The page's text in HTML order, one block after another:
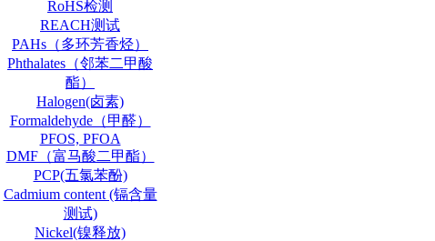
RoHS检测
REACH测试
PAHs（多环芳香烃）
Phthalates（邻苯二甲酸
酯）
Halogen(卤素)
Formaldehyde（甲醛）
PFOS, PFOA
DMF（富马酸二甲酯）
PCP(五氯苯酚)
Cadmium content (镉含量
测试)
Nickel(镍释放)